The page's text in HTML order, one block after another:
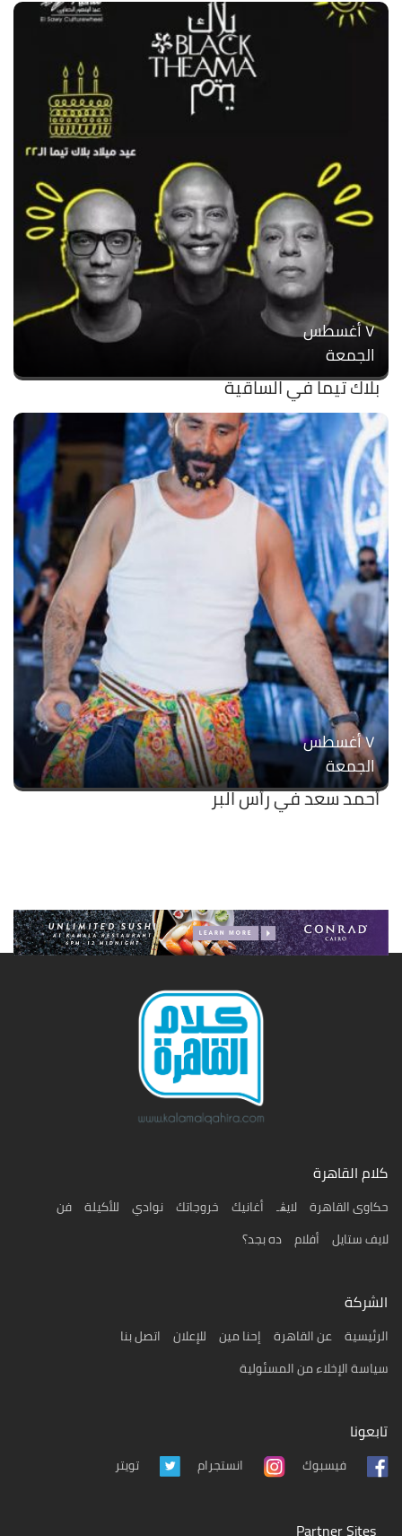
۷ أغسطس
الجمعة
بلاك تيما في الساقية
۷ أغسطس
الجمعة
أحمد سعد في رأس البر
كلام القاهرة
حكاوى القاهرة لايڨـ أغانيك خروجاتك نوادي للأكيلة فن
لايف ستايل أفلام ده بجد؟
الشركة
الرئيسية عن القاهرة إحنا مين للإعلان اتصل بنا
سياسة الإخلاء من المسئولية
تابعونا
فيسبوك انستجرام تويتر
Partner Sites